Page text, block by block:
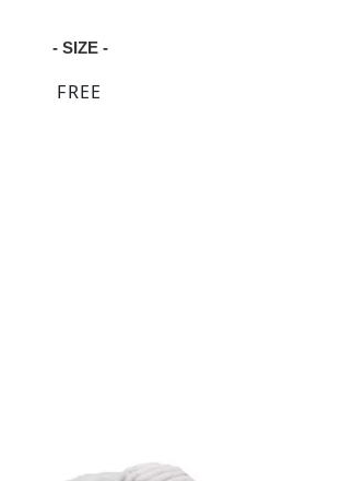
- SIZE -
FREE